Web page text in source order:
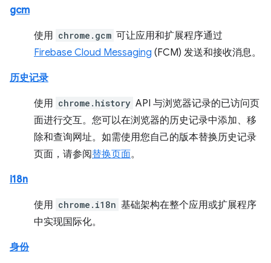
gcm
使用 chrome.gcm 可让应用和扩展程序通过
Firebase Cloud Messaging (FCM) 发送和接收消息。
历史记录
使用 chrome.history API 与浏览器记录的已访问页
面进行交互。您可以在浏览器的历史记录中添加、移
除和查询网址。如需使用您自己的版本替换历史记录
页面，请参阅替换页面。
i18n
使用 chrome.i18n 基础架构在整个应用或扩展程序
中实现国际化。
身份